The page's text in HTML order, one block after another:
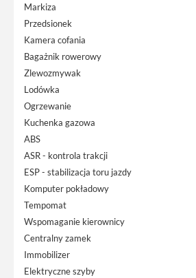
Markiza
Przedsionek
Kamera cofania
Bagażnik rowerowy
Zlewozmywak
Lodówka
Ogrzewanie
Kuchenka gazowa
ABS
ASR - kontrola trakcji
ESP - stabilizacja toru jazdy
Komputer pokładowy
Tempomat
Wspomaganie kierownicy
Centralny zamek
Immobilizer
Elektryczne szyby